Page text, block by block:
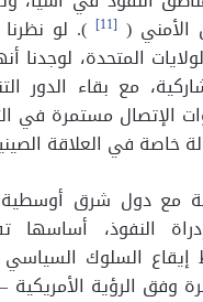
الأمني ( [11]
). لو
المتحدة، لوجدنا
مع بقاء الدور
الإتصال مستمرة في
خاصة في العلاقة
مع دول شرق
النفوذ،
إيقاع السلوك السياسي
وفق الرؤية الأمريكية –